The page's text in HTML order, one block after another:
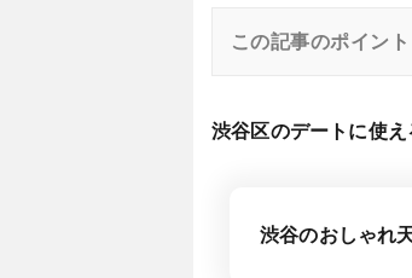
この記事のポイント
渋谷区のデートに使
渋谷のおしゃれ